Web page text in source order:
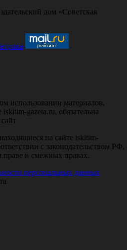
дом «Советская
использовании материалов,
gazeta.ru, обязательна
на сайте iskitim-
с законодательством РФ,
праве и смежных правах.
персональных данных